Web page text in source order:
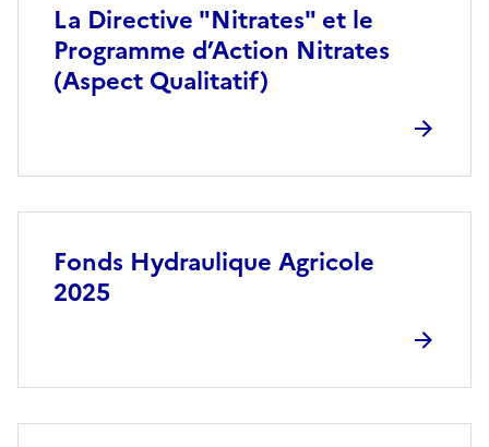
La Directive "Nitrates" et le
Programme d’Action Nitrates
(Aspect Qualitatif)
Fonds Hydraulique Agricole
2025